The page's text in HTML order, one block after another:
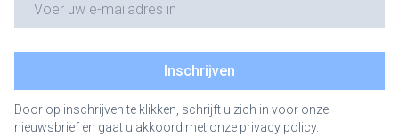
Inschrijven
Door op inschrijven te klikken, schrijft u zich in voor onze
nieuwsbrief en gaat u akkoord met onze privacy policy.